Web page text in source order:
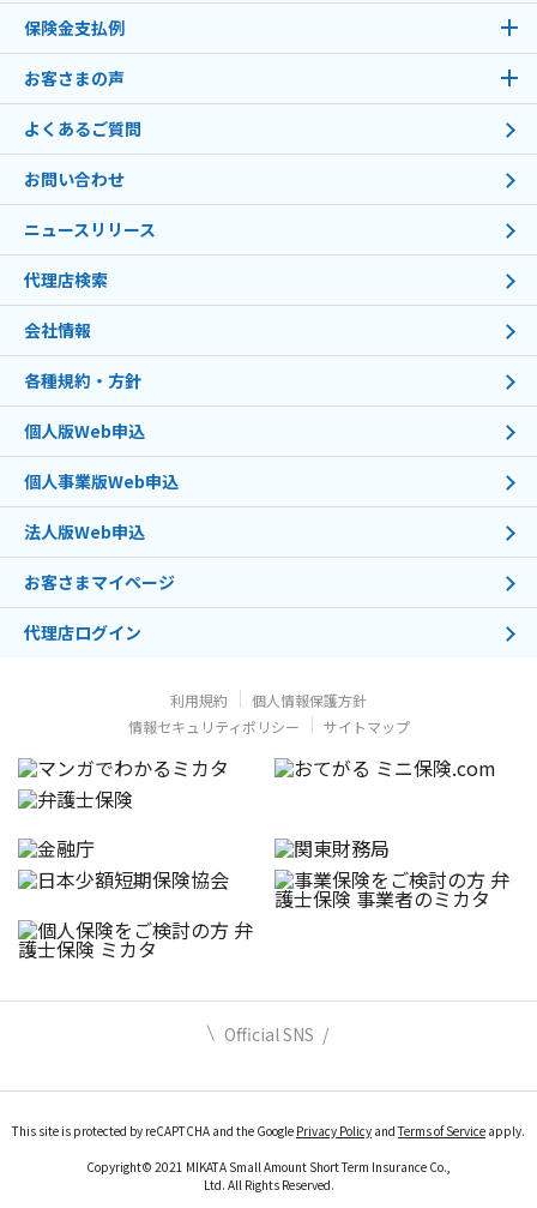
保険金支払例
お客さまの声
よくあるご質問
お問い合わせ
ニュースリリース
代理店検索
会社情報
各種規約・方針
個人版Web申込
個人事業版Web申込
法人版Web申込
お客さまマイページ
代理店ログイン
利用規約
個人情報保護方針
情報セキュリティポリシー
サイトマップ
Official SNS
This site is protected by reCAPTCHA and the Google Privacy Policy andTerms of Service apply.
Copyright© 2021 MIKATA Small Amount Short Term Insurance Co.,
Ltd. All Rights Reserved.